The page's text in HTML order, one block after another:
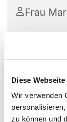
Diese
Wir verwenden
zu können und
Frau